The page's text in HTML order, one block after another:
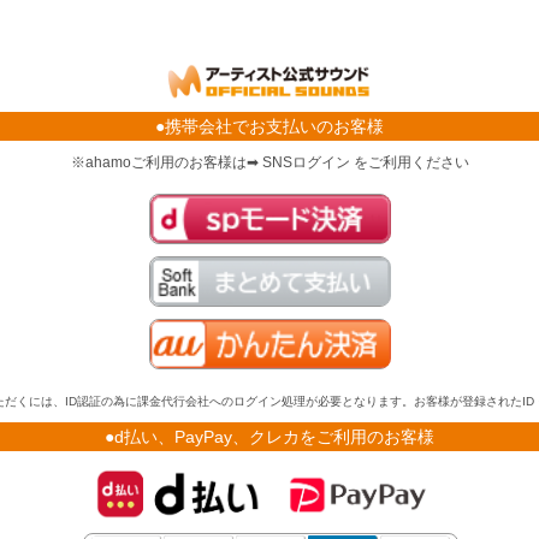
●携帯会社でお支払いのお客様
※ahamoご利用のお客様は➡ SNSログイン をご利用ください
くには、ID認証の為に課金代行会社へのログイン処理が必要となります。お客様が登録されたID
●d払い、PayPay、クレカをご利用のお客様